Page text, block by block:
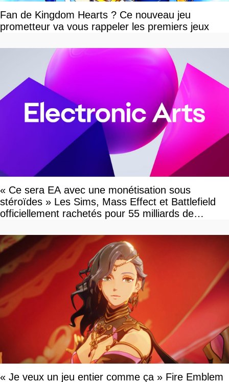
Fan de Kingdom Hearts ? Ce nouveau jeu
prometteur va vous rappeler les premiers jeux
« Ce sera EA avec une monétisation sous
stéroïdes » Les Sims, Mass Effect et Battlefield
officiellement rachetés pour 55 milliards de
« Je veux un jeu entier comme ça » Fire Emblem